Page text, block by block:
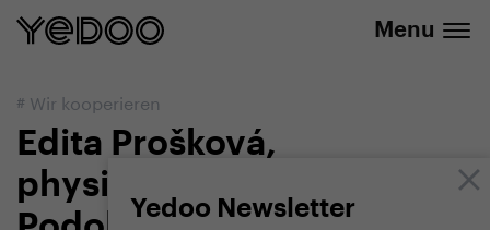
Menu
Yedoo Newsletter
# Wir kooperieren
Edita Prošková,
physiotherapeutin,